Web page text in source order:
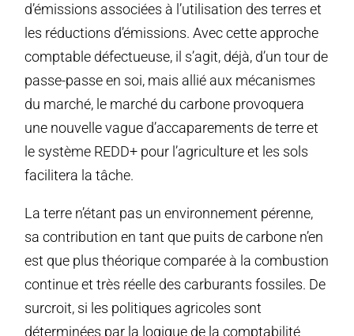
d’émissions associées à l’utilisation des terres et
les réductions d’émissions. Avec cette approche
comptable défectueuse, il s’agit, déjà, d’un tour de
passe-passe en soi, mais allié aux mécanismes
du marché, le marché du carbone provoquera
une nouvelle vague d’accaparements de terre et
le système REDD+ pour l’agriculture et les sols
facilitera la tâche.
La terre n’étant pas un environnement pérenne,
sa contribution en tant que puits de carbone n’en
est que plus théorique comparée à la combustion
continue et très réelle des carburants fossiles. De
surcroit, si les politiques agricoles sont
déterminées par la logique de la comptabilité